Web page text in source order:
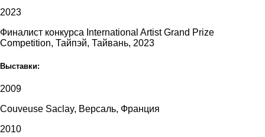
2023
Финалист конкурса International Artist Grand Prize
Competition, Тайпэй, Тайвань, 2023
Выставки:
2009
Couveuse Saclay, Версаль, Франция
2010